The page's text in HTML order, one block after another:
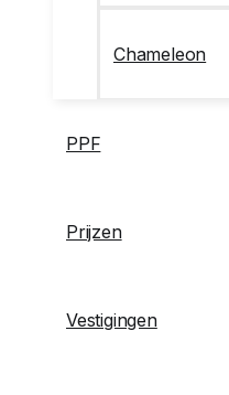
Chameleon
PPF
Prijzen
Vestigingen